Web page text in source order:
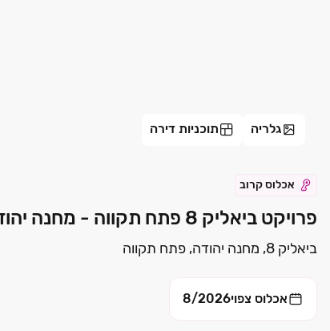
גלריה תוכניות דירה
אכלוס קרוב
פרויקט ביאליק 8 פתח תקווה - מחנה יהודה, פתח תקווה | אברן תמ"א 38 בע"מ
ביאליק 8, מחנה יהודה, פתח תקווה
אכלוס צפוי8/2026